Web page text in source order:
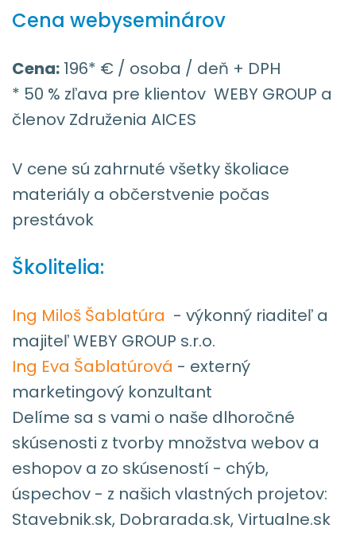
Cena webyseminárov
Cena: 196* € / osoba / deň + DPH
* 50 % zľava pre klientov WEBY GROUP a
členov Združenia AICES
V cene sú zahrnuté všetky školiace
materiály a občerstvenie počas
prestávok
Školitelia:
Ing Miloš Šablatúra - výkonný riaditeľ a
majiteľ WEBY GROUP s.r.o.
Ing Eva Šablatúrová - externý
marketingový konzultant
Delíme sa s vami o naše dlhoročné
skúsenosti z tvorby množstva webov a
eshopov a zo skúseností - chýb,
úspechov - z našich vlastných projetov:
Stavebnik.sk, Dobrarada.sk, Virtualne.sk